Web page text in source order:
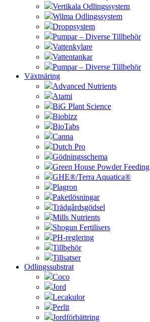
Vertikala Odlingssystem
Wilma Odlingssystem
Droppsystem
Pumpar – Diverse Tillbehör
Vattenkylare
Vattentankar
Pumpar – Diverse Tillbehör
Växtnäring
Advanced Nutrients
Atami
BiG Plant Science
Biobizz
BioTabs
Canna
Dutch Pro
Gödningsschema
Green House Powder Feeding
GHE®/Terra Aquatica®
Plagron
Paketlösningar
Trädgårdsgödsel
Mills Nutrients
Shogun Fertilisers
PH-reglering
Tillbehör
Tillsatser
Odlingssubstrat
Coco
Jord
Lecakulor
Perlit
Jordförbättring